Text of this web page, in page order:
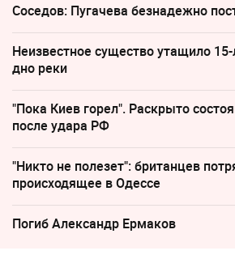
Соседов: Пугачева безнадежно
Неизвестное существо утащило
дно реки
"Пока Киев горел". Раскрыто
после удара РФ
"Никто не полезет": британцев
происходящее в Одессе
Погиб Александр Ермаков